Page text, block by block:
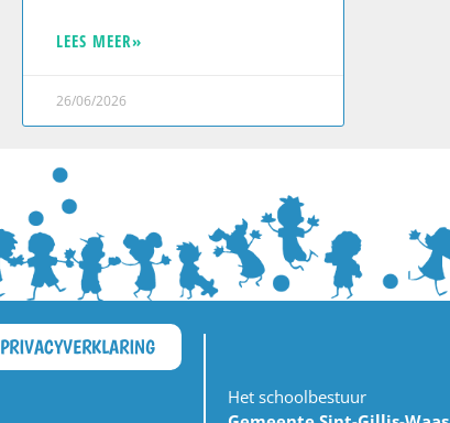
LEES MEER»
26/06/2026
PRIVACYVERKLARING
Het schoolbestuur